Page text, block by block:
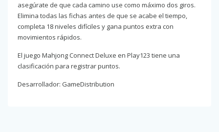
asegúrate de que cada camino use como máximo dos giros.
Elimina todas las fichas antes de que se acabe el tiempo,
completa 18 niveles difíciles y gana puntos extra con
movimientos rápidos.
El juego Mahjong Connect Deluxe en Play123 tiene una
clasificación para registrar puntos.
Desarrollador: GameDistribution